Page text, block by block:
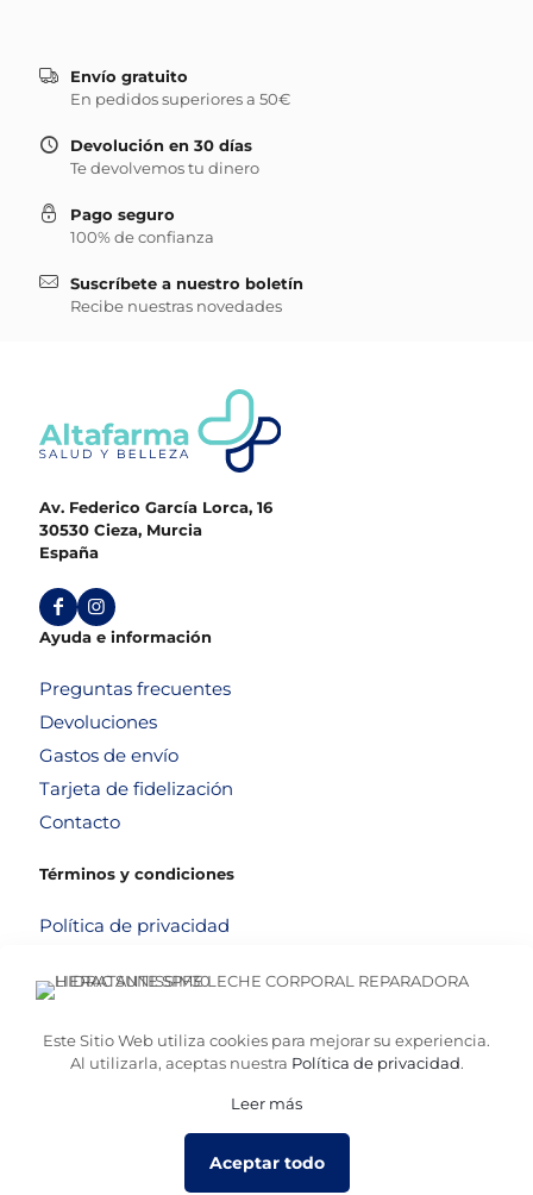
Envío gratuito
En pedidos superiores a 50€
Devolución en 30 días
Te devolvemos tu dinero
Pago seguro
100% de confianza
Suscríbete a nuestro boletín
Recibe nuestras novedades
Av. Federico García Lorca, 16
30530 Cieza, Murcia
España
Ayuda e información
Preguntas frecuentes
Devoluciones
Gastos de envío
Tarjeta de fidelización
Contacto
Términos y condiciones
Política de privacidad
Aviso legal
Este Sitio Web utiliza cookies para mejorar su experiencia.
Al utilizarla, aceptas nuestra Política de privacidad.
Leer más
Aceptar todo